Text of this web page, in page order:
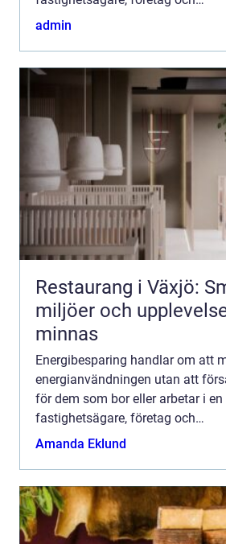
bostadsrättsföreningar är det
admin
Restaurang i Växjö:
miljöer och
minnas
Energibesparing handlar om att
energianvändningen utan att
för dem som bor eller arbetar i
fastighetsägare, företag och
bostadsrättsföreningar är det
Amanda Eklund